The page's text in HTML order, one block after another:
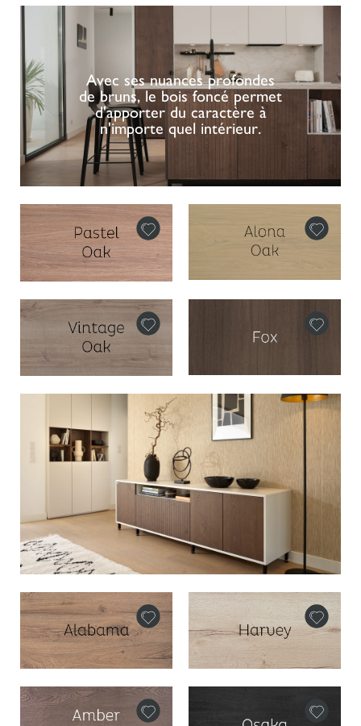
Avec ses nuances profondes
de bruns, le bois foncé permet
d'apporter du caractère à
n'importe quel intérieur.